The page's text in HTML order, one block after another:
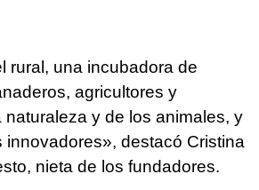
rural, una incubadora de
agricultores y
y de los animales, y
innovadores», destacó Cristina
nieta de los fundadores.